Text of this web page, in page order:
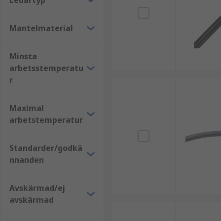
Köpråd
När du väljer datakabel är det viktigt att ta hänsyn
Mantelmaterial
Minsta
arbetsstemperatu
r
Maximal
arbetstemperatur
Standarder/godkä
nnanden
Avskärmad/ej
avskärmad